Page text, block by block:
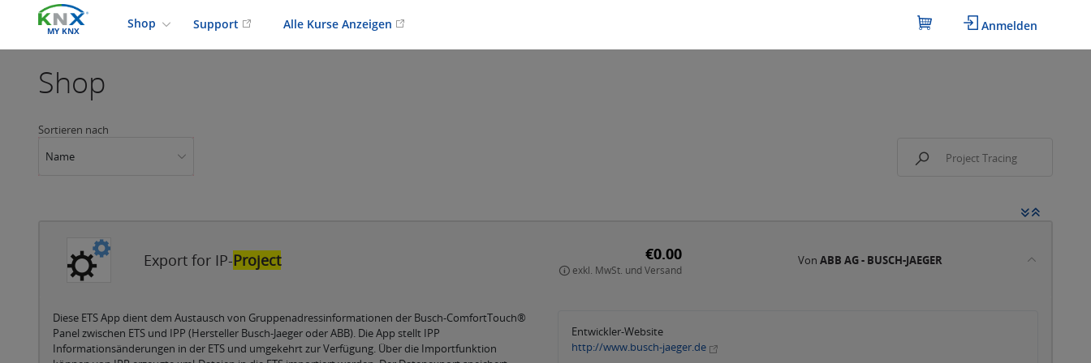
MY KNX
Shop Support Alle Kurse Anzeigen Anmelden
Shop
Sortieren nach
Name
Export for IP-Project €0.00
exkl. MwSt. und Versand
VonABB AG - BUSCH-JAEGER
Diese ETS App dient dem Austausch von Gruppenadressinformationen der Busch-ComfortTouch®
Panel zwischen ETS und IPP (Hersteller Busch-Jaeger oder ABB). Die App stellt IPP
Informationsänderungen in der ETS und umgekehrt zur Verfügung. Über die Importfunktion
Entwickler-Website
http://www.busch-jaeger.de